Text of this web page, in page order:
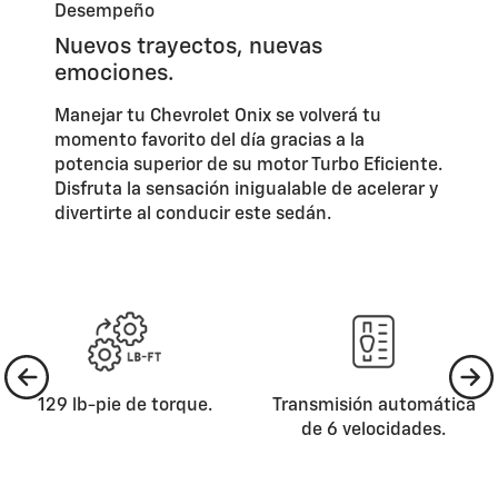
Desempeño
Nuevos trayectos, nuevas
emociones.
Manejar tu Chevrolet Onix se volverá tu
momento favorito del día gracias a la
potencia superior de su motor Turbo Eficiente.
Disfruta la sensación inigualable de acelerar y
divertirte al conducir este sedán.
129 lb-pie de torque.
Transmisión automática
de 6 velocidades.